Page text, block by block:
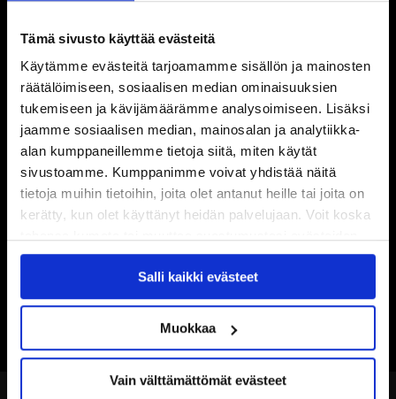
Tämä sivusto käyttää evästeitä
Käytämme evästeitä tarjoamamme sisällön ja mainosten
räätälöimiseen, sosiaalisen median ominaisuuksien
tukemiseen ja kävijämäärämme analysoimiseen. Lisäksi
jaamme sosiaalisen median, mainosalan ja analytiikka-
alan kumppaneillemme tietoja siitä, miten käytät
sivustoamme. Kumppanimme voivat yhdistää näitä
tietoja muihin tietoihin, joita olet antanut heille tai joita on
kerätty, kun olet käyttänyt heidän palvelujaan. Voit koska
käytöstäEvästeet-sivultamme.
Salli kaikki evästeet
Muokkaa
Vain välttämättömät evästeet